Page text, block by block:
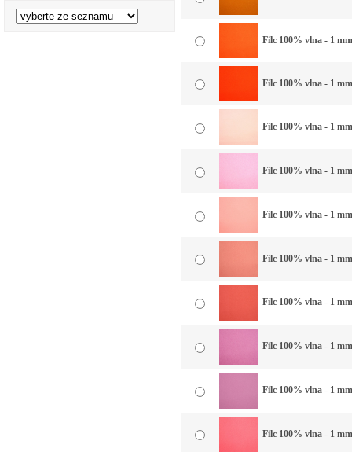
Filc 100% vlna - 1
Filc 100% vlna - 1
Filc 100% vlna - 1
Filc 100% vlna - 1
Filc 100% vlna - 1
Filc 100% vlna - 1
Filc 100% vlna - 1
Filc 100% vlna - 1
Filc 100% vlna - 1
Filc 100% vlna - 1